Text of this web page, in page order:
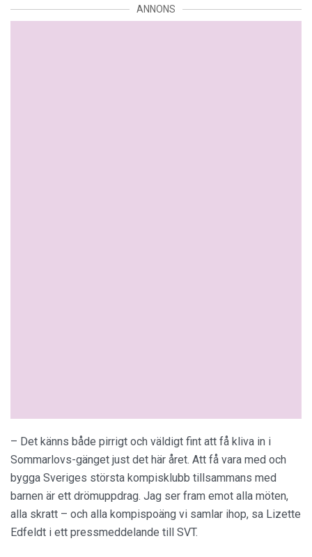
ANNONS
– Det känns både pirrigt och väldigt fint att få kliva in i
Sommarlovs-gänget just det här året. Att få vara med och
bygga Sveriges största kompisklubb tillsammans med
barnen är ett drömuppdrag. Jag ser fram emot alla möten,
alla skratt – och alla kompispoäng vi samlar ihop, sa Lizette
Edfeldt i ett pressmeddelande till SVT.